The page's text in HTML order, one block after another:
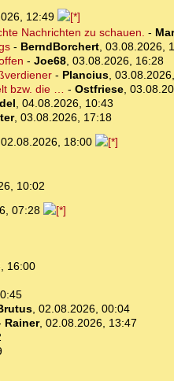
12:49
Nachrichten zu schauen. -
- BerndBorchert, 03.08.2026,
- Joe68, 03.08.2026, 16:28
- Plancius,
bzw. die … - Ostfriese,
, 04.08.2026, 10:43
, 03.08.2026, 17:18
02.08.2026, 18:00
10:02
07:28
16:00
, 02.08.2026, 00:04
Rainer, 02.08.2026, 13:47